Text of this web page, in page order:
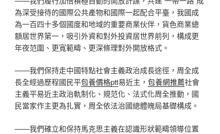
為深受接待的國際公共產物和國際一起配合平臺，我國成
為一百四十多個國度和地域的重要商業伙伴，貨色商業總
額居世界第一，吸引外資和對外投資居世界前列，構成更
年夜范圍、更寬範疇、更深條理對外開放格式。
——我們保持走中國特點社會主義政治成長途徑，周全成
長全經過歷程國民平包養價格ptt易近主， 包養網推薦社會
主義平易近主政治軌制化、規范化、法式化周全推動，國
民當家作主更為扎實，周全依法治國總體魄局基礎構成。
——我們確立和保持馬克思主義在認識形狀範疇領導位置